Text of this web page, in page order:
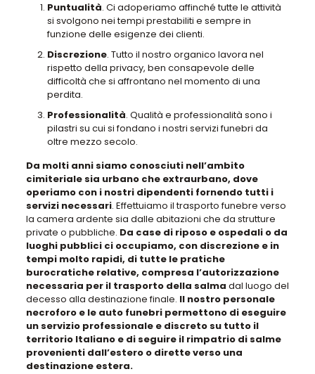
Puntualità. Ci adoperiamo affinché tutte le attività
si svolgono nei tempi prestabiliti e sempre in
funzione delle esigenze dei clienti.
Discrezione. Tutto il nostro organico lavora nel
rispetto della privacy, ben consapevole delle
difficoltà che si affrontano nel momento di una
perdita.
Professionalità. Qualità e professionalità sono i
pilastri su cui si fondano i nostri servizi funebri da
oltre mezzo secolo.
Da molti anni siamo conosciuti nell’ambito
cimiteriale sia urbano che extraurbano, dove
operiamo con i nostri dipendenti fornendo tutti i
servizi necessari. Effettuiamo il trasporto funebre verso
la camera ardente sia dalle abitazioni che da strutture
private o pubbliche. Da case di riposo e ospedali o da
luoghi pubblici ci occupiamo, con discrezione e in
tempi molto rapidi, di tutte le pratiche
burocratiche relative, compresa l’autorizzazione
necessaria per il trasporto della salma dal luogo del
decesso alla destinazione finale. Il nostro personale
necroforo e le auto funebri permettono di eseguire
un servizio professionale e discreto su tutto il
territorio Italiano e di seguire il rimpatrio di salme
provenienti dall’estero o dirette verso una
destinazione estera.